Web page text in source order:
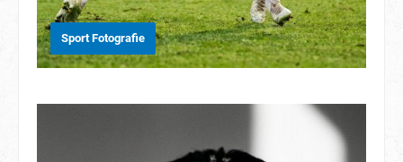
Sport Fotografie